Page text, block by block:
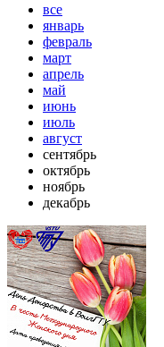
все
январь
февраль
март
апрель
май
июнь
июль
август
сентябрь
октябрь
ноябрь
декабрь